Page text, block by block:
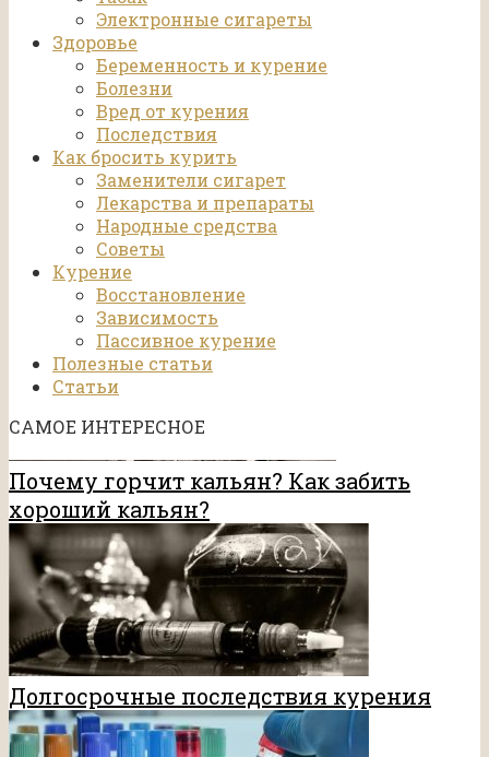
Электронные сигареты
Здоровье
Беременность и курение
Болезни
Вред от курения
Последствия
Как бросить курить
Заменители сигарет
Лекарства и препараты
Народные средства
Советы
Курение
Восстановление
Зависимость
Пассивное курение
Полезные статьи
Статьи
САМОЕ ИНТЕРЕСНОЕ
Почему горчит кальян? Как забить
хороший кальян?
Долгосрочные последствия курения